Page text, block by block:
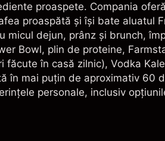
proaspete. Compania
proaspătă și își bate aluatul
micul dejun, prânz și brunch,
Bowl, plin de proteine,
în casă zilnic), Vodka
în mai puțin de aproximativ 60
personale, inclusiv